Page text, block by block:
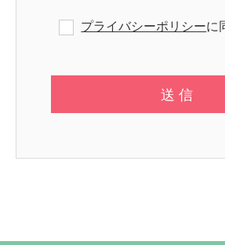
プライバシーポリシーに